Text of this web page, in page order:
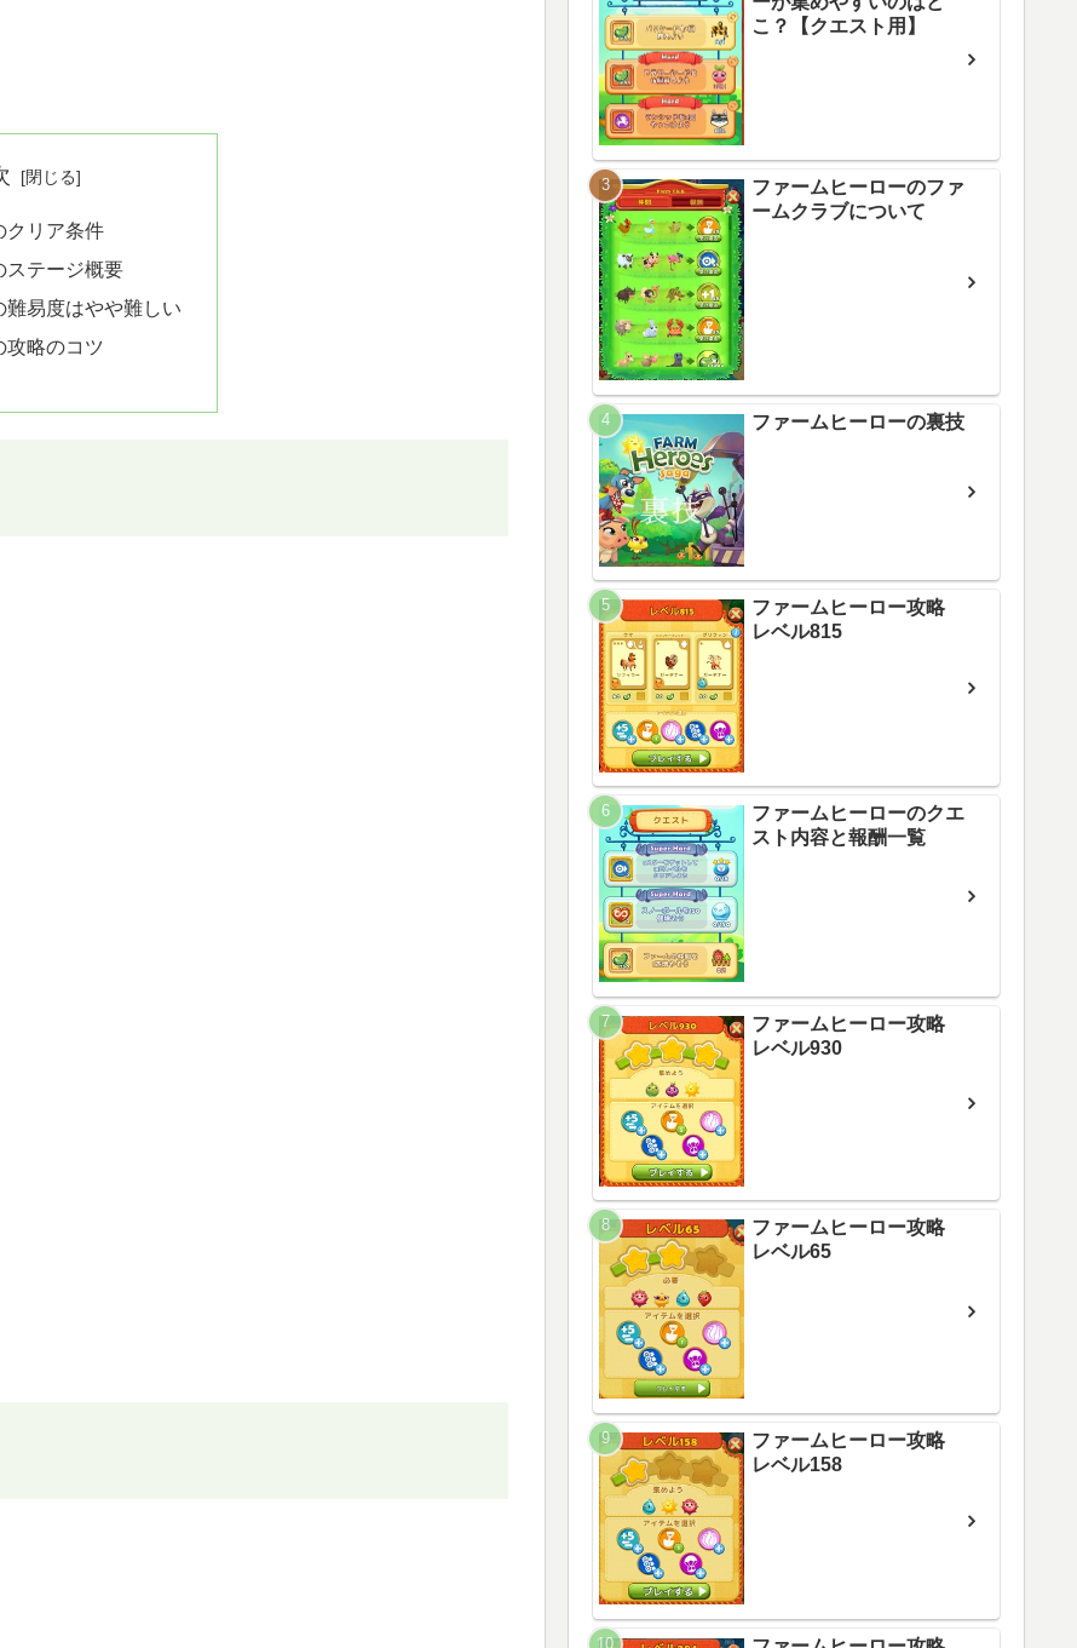
クリア条件
ステージ概要
難易度はやや難しい
攻略のコツ
こ？【クエスト用】
ファームヒーローのファ
ームクラブについて
ファームヒーローの裏技
ファームヒーロー攻略
レベル815
ファームヒーローのクエ
スト内容と報酬一覧
ファームヒーロー攻略
レベル930
ファームヒーロー攻略
レベル65
ファームヒーロー攻略
レベル158